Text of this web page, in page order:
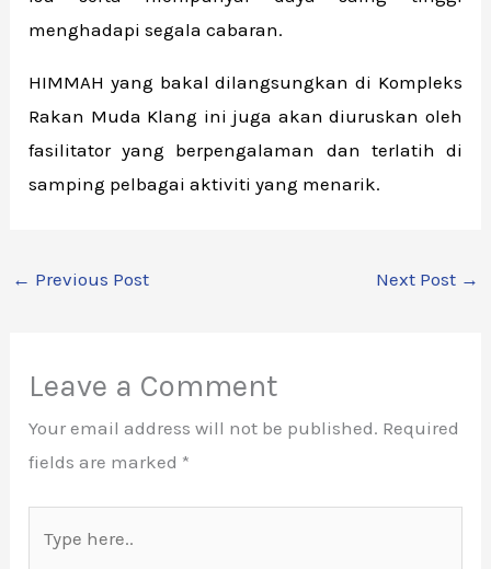
menghadapi segala cabaran.
HIMMAH yang bakal dilangsungkan di Kompleks
Rakan Muda Klang ini juga akan diuruskan oleh
fasilitator yang berpengalaman dan terlatih di
samping pelbagai aktiviti yang menarik.
← Previous Post Next Post →
Leave a Comment
Your email address will not be published. Required
fields are marked *
here..